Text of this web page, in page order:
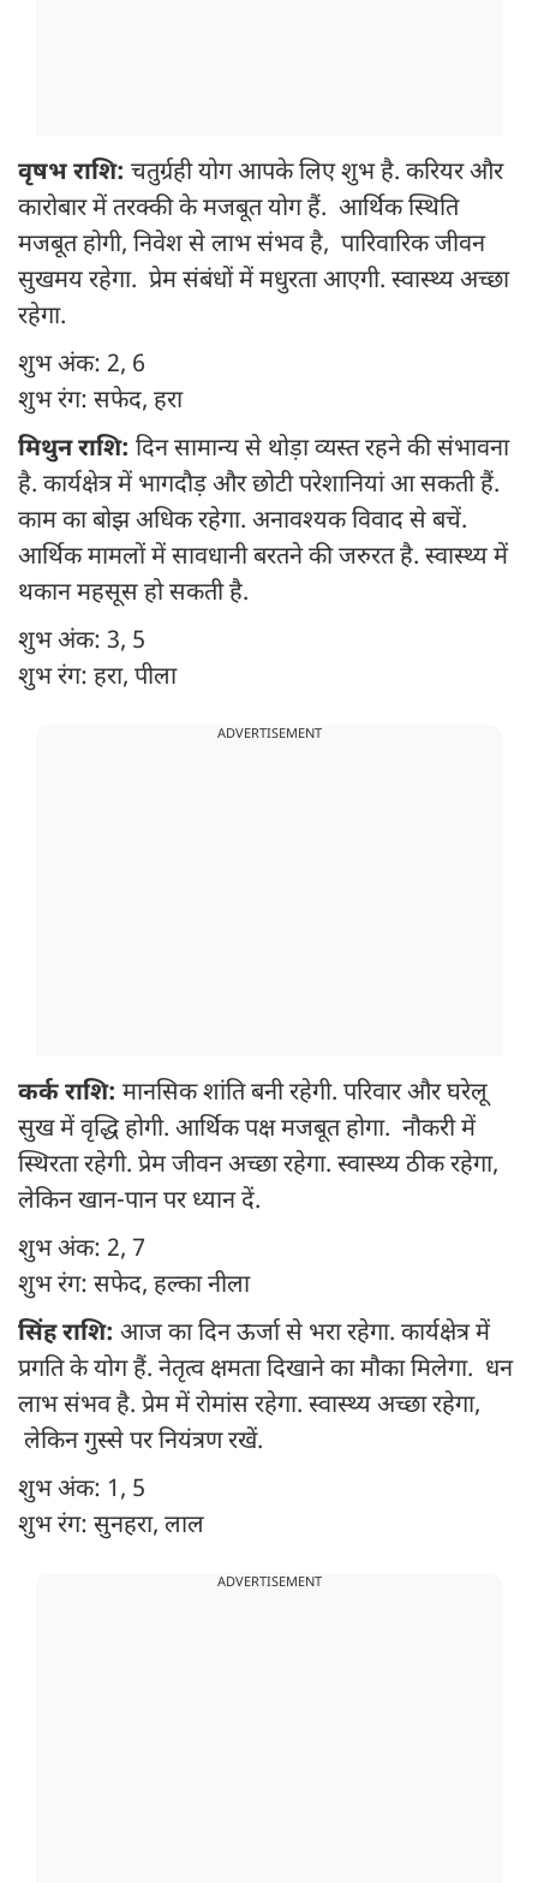
वृषभ राशि: चतुर्ग्रही योग आपके लिए शुभ है. करियर और
कारोबार में तरक्की के मजबूत योग हैं. आर्थिक स्थिति
मजबूत होगी, निवेश से लाभ संभव है, पारिवारिक जीवन
सुखमय रहेगा. प्रेम संबंधों में मधुरता आएगी. स्वास्थ्य अच्छा
रहेगा.
शुभ अंक: 2, 6
शुभ रंग: सफेद, हरा
मिथुन राशि: दिन सामान्य से थोड़ा व्यस्त रहने की संभावना
है. कार्यक्षेत्र में भागदौड़ और छोटी परेशानियां आ सकती हैं.
काम का बोझ अधिक रहेगा. अनावश्यक विवाद से बचें.
आर्थिक मामलों में सावधानी बरतने की जरुरत है. स्वास्थ्य में
थकान महसूस हो सकती है.
शुभ अंक: 3, 5
शुभ रंग: हरा, पीला
ADVERTISEMENT
कर्क राशि: मानसिक शांति बनी रहेगी. परिवार और घरेलू
सुख में वृद्धि होगी. आर्थिक पक्ष मजबूत होगा. नौकरी में
स्थिरता रहेगी. प्रेम जीवन अच्छा रहेगा. स्वास्थ्य ठीक रहेगा,
लेकिन खान-पान पर ध्यान दें.
शुभ अंक: 2, 7
शुभ रंग: सफेद, हल्का नीला
सिंह राशि: आज का दिन ऊर्जा से भरा रहेगा. कार्यक्षेत्र में
प्रगति के योग हैं. नेतृत्व क्षमता दिखाने का मौका मिलेगा. धन
लाभ संभव है. प्रेम में रोमांस रहेगा. स्वास्थ्य अच्छा रहेगा,
लेकिन गुस्से पर नियंत्रण रखें.
शुभ अंक: 1, 5
शुभ रंग: सुनहरा, लाल
ADVERTISEMENT